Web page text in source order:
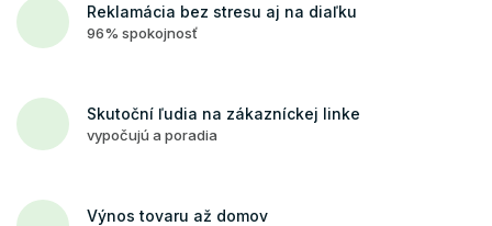
Reklamácia bez stresu aj na diaľku
96% spokojnosť
Skutoční ľudia na zákazníckej linke
vypočujú a poradia
Výnos tovaru až domov